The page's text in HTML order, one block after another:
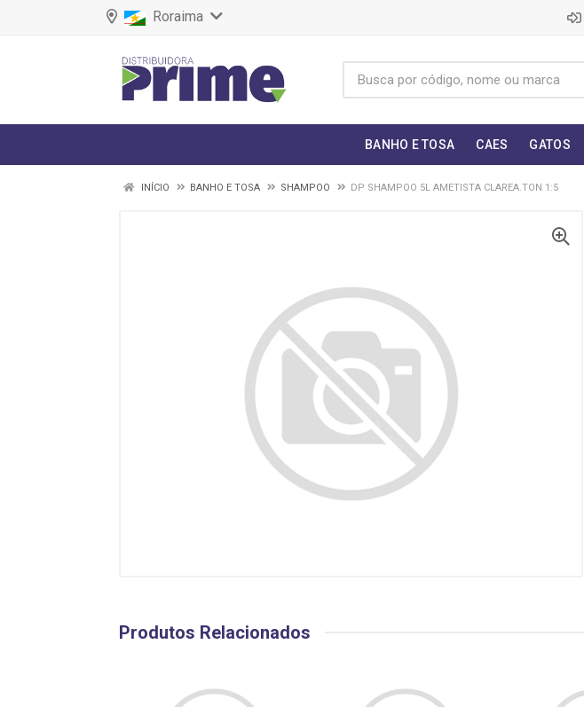
Roraima
BANHO E TOSA CAES GATOS
INÍCIO BANHO E TOSA SHAMPOO DP SHAMPOO 5L AMETISTA CLAREA.TON 1:5
Produtos Relacionados